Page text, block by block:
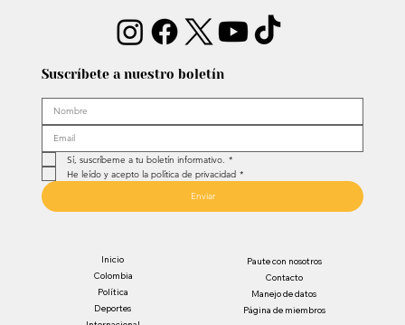
Suscríbete a nuestro boletín
Sí, suscríbeme a tu boletín informativo. *
He leído y acepto la política de privacidad *
Enviar
Inicio
Colombia
Política
Deportes
Paute con nosotros
Contacto
Manejo de datos
Página de miembros